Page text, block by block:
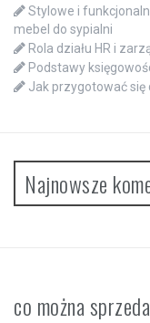
Stylowe i
mebel do sypialni
Rola działu HR i
Podstawy
Jak przygotować się
Najnowsze
co można